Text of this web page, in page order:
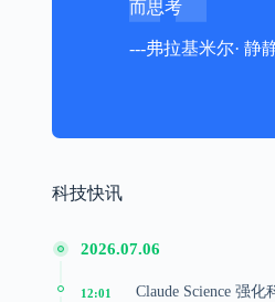
而思考
---弗拉基米尔· 静
科技快讯
2026.07.06
12:01
Claude Science 强